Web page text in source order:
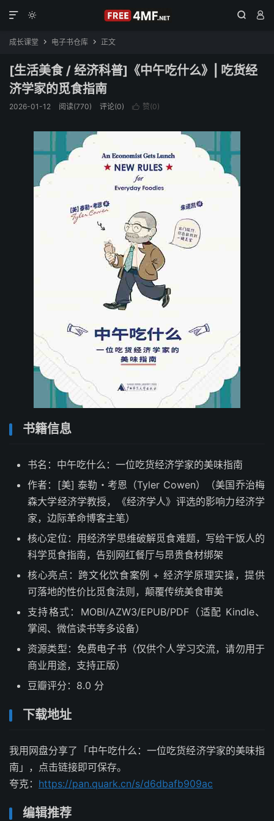
  

成长课堂  电子书仓库  正文
[生活美食 / 经济科普]《中午吃什么》| 吃货经
济学家的觅食指南
2026-01-12 阅读(770) 评论(0)  赞(0)
书籍信息
书名：中午吃什么：一位吃货经济学家的美味指南
作者：[美] 泰勒・考恩（Tyler Cowen）（美国乔治梅
森大学经济学教授，《经济学人》评选的影响力经济学
家，边际革命博客主笔）
核心定位：用经济学思维破解觅食难题，写给干饭人的
科学觅食指南，告别网红餐厅与昂贵食材绑架
核心亮点：跨文化饮食案例 + 经济学原理实操，提供
可落地的性价比觅食法则，颠覆传统美食审美
支持格式：MOBI/AZW3/EPUB/PDF（适配 Kindle、
掌阅、微信读书等多设备）
资源类型：免费电子书（仅供个人学习交流，请勿用于
商业用途，支持正版）
豆瓣评分：8.0 分
下载地址
我用网盘分享了「中午吃什么：一位吃货经济学家的美味指
南」，点击链接即可保存。
夸克： https://pan.quark.cn/s/d6dbafb909ac
编辑推荐